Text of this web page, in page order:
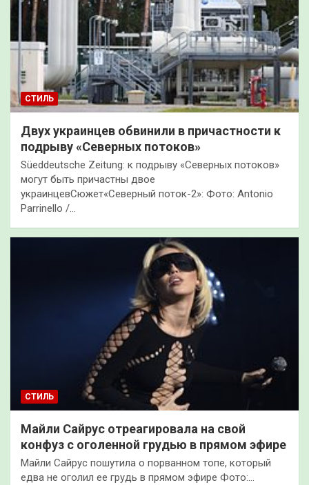
СТИЛЬ
Двух украинцев обвинили в причастности к
подрыву «Северных потоков»
Süeddeutsche Zeitung: к подрыву «Северных потоков»
могут быть причастны двое
украинцевСюжет«Северный поток-2»: Фото: Antonio
Parrinello /…
СТИЛЬ
Майли Сайрус отреагировала на свой
конфуз с оголенной грудью в прямом эфире
Майли Сайрус пошутила о порванном топе, который
едва не оголил ее грудь в прямом эфире Фото:…